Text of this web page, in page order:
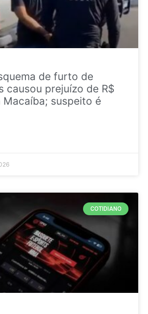
de furto de
causou prejuízo de R$
Macaíba; suspeito é
COTIDIANO